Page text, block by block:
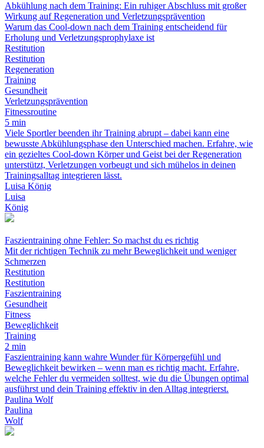
Abkühlung nach dem Training: Ein ruhiger Abschluss mit großer
Wirkung auf Regeneration und Verletzungsprävention
Warum das Cool-down nach dem Training entscheidend für
Erholung und Verletzungsprophylaxe ist
Restitution
Restitution
Regeneration
Training
Gesundheit
Verletzungsprävention
Fitnessroutine
5 min
Viele Sportler beenden ihr Training abrupt – dabei kann eine
bewusste Abkühlungsphase den Unterschied machen. Erfahre, wie
ein gezieltes Cool-down Körper und Geist bei der Regeneration
unterstützt, Verletzungen vorbeugt und sich mühelos in deinen
Trainingsalltag integrieren lässt.
Luisa König
Luisa
König
Faszientraining ohne Fehler: So machst du es richtig
Mit der richtigen Technik zu mehr Beweglichkeit und weniger
Schmerzen
Restitution
Restitution
Faszientraining
Gesundheit
Fitness
Beweglichkeit
Training
2 min
Faszientraining kann wahre Wunder für Körpergefühl und
Beweglichkeit bewirken – wenn man es richtig macht. Erfahre,
welche Fehler du vermeiden solltest, wie du die Übungen optimal
ausführst und dein Training effektiv in den Alltag integrierst.
Paulina Wolf
Paulina
Wolf